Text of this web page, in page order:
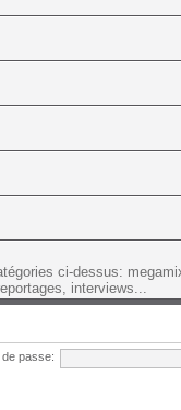
ci-dessus:
interviews...
de passe: